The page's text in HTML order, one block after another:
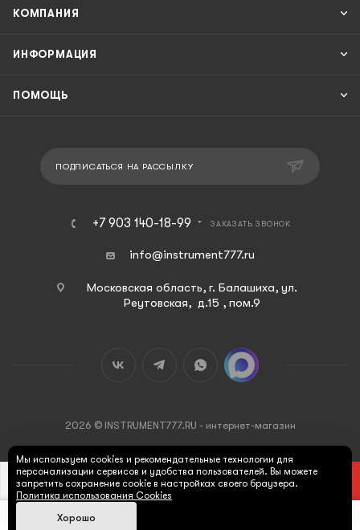
В КОРЗИНУ
КОМПАНИЯ
ИНФОРМАЦИЯ
ПОМОЩЬ
ПОДПИСАТЬСЯ НА РАССЫЛКУ
+7 903 140-18-99 ЗАКАЗАТЬ ЗВОНОК
info@instrument777.ru
Московская область, г. Балашиха, ул.
Реутовская, д.15 , пом.9
2026 © INSTRUMENT777.RU - интернет-магазин
Мы используем cookies и рекомендательные технологии для
персонализации сервисов и удобства пользователей. Вы можете
запретить сохранение cookie в настройках своего браузера.
Политика использования Cookies
Хорошо